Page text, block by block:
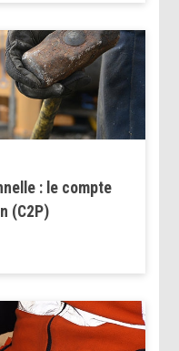
: le compte
(C2P)